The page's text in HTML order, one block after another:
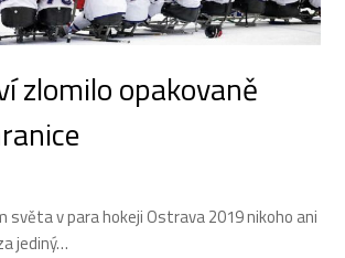
zlomilo opakovaně
v para hokeji Ostrava 2019 nikoho ani
jediný…